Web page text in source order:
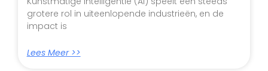
grotere rol in uiteenlopende industrieën, en de
impact is
Lees Meer >>